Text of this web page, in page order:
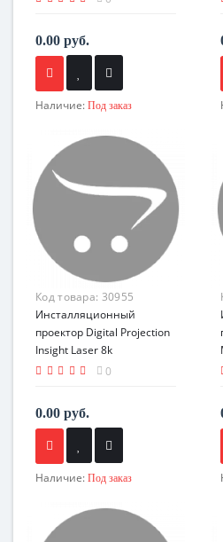
0.00 руб.
Наличие: Под заказ
Код товара: 30955
Инсталляционный
проектор Digital Projection
Insight Laser 8k
0
0.00 руб.
Наличие: Под заказ